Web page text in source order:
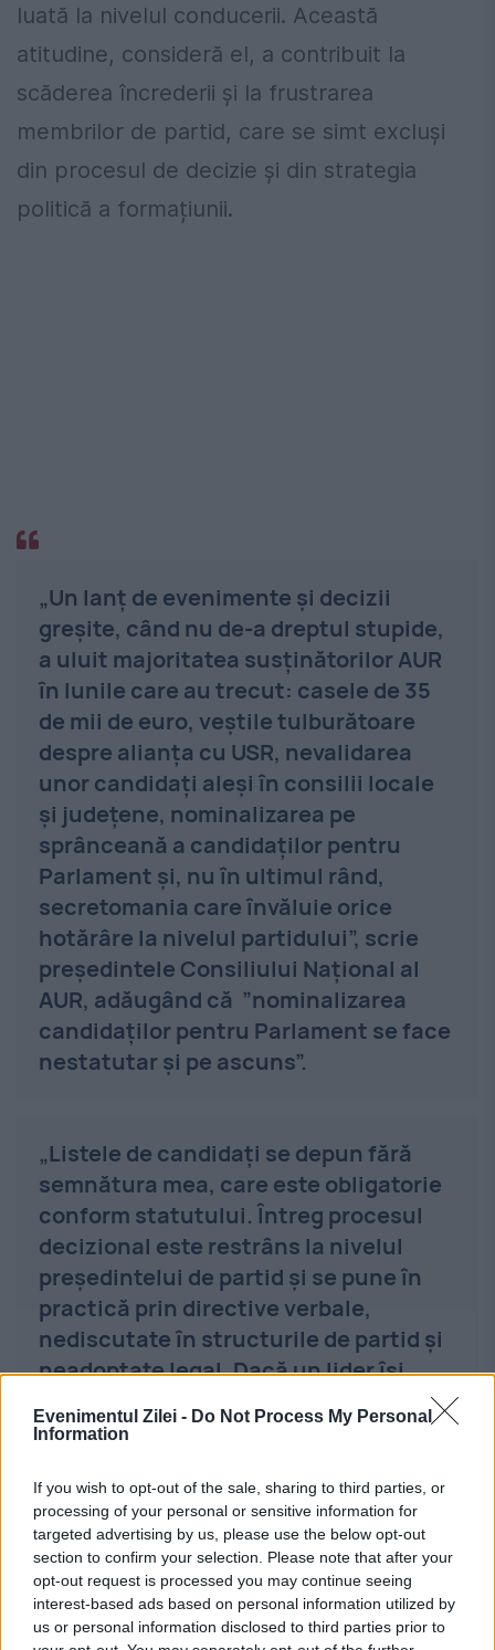
Evenimentul Zilei - Do Not Process My Personal
Information
If you wish to opt-out of the sale, sharing to third parties, or
processing of your personal or sensitive information for
targeted advertising by us, please use the below opt-out
section to confirm your selection. Please note that after your
opt-out request is processed you may continue seeing
interest-based ads based on personal information utilized by
us or personal information disclosed to third parties prior to
luată la nivelul conducerii. Această
atitudine, consideră el, a contribuit la
scăderea încrederii și la frustrarea
membrilor de partid, care se simt excluși
din procesul de decizie și din strategia
politică a formațiunii.
„Un lanţ de evenimente şi decizii
greşite, când nu de-a dreptul stupide,
a uluit majoritatea susţinătorilor AUR
în lunile care au trecut: casele de 35
de mii de euro, veştile tulburătoare
despre alianţa cu USR, nevalidarea
unor candidaţi aleşi în consilii locale
şi judeţene, nominalizarea pe
sprânceană a candidaţilor pentru
Parlament şi, nu în ultimul rând,
secretomania care învăluie orice
hotărâre la nivelul partidului”, scrie
preşedintele Consiliului Naţional al
AUR, adăugând că ”nominalizarea
candidaţilor pentru Parlament se face
nestatutar şi pe ascuns”.
„Listele de candidaţi se depun fără
semnătura mea, care este obligatorie
conform statutului. Întreg procesul
decizional este restrâns la nivelul
preşedintelui de partid şi se pune în
practică prin directive verbale,
nediscutate în structurile de partid şi
neadoptate legal. Dacă un lider îşi
poate pierde parţial sau total reperele
morale şi respectul pentru legalitate
politică, apropiaţii şi colaboratorii au
datoria să-l readucă cu picioarele pe
pământ, nu să îi stimuleze pornirile
dictatoriale”, îşi argumentează
Claudiu Târziu demersul.